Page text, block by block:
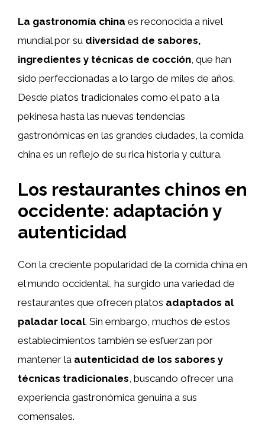
La gastronomía china es reconocida a nivel
mundial por su diversidad de sabores,
ingredientes y técnicas de cocción, que han
sido perfeccionadas a lo largo de miles de años.
Desde platos tradicionales como el pato a la
pekinesa hasta las nuevas tendencias
gastronómicas en las grandes ciudades, la comida
china es un reflejo de su rica historia y cultura.
Los restaurantes chinos en
occidente: adaptación y
autenticidad
Con la creciente popularidad de la comida china en
el mundo occidental, ha surgido una variedad de
restaurantes que ofrecen platos adaptados al
paladar local. Sin embargo, muchos de estos
establecimientos también se esfuerzan por
mantener la autenticidad de los sabores y
técnicas tradicionales , buscando ofrecer una
experiencia gastronómica genuina a sus
comensales.